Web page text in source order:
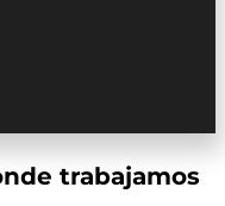
tendréis que
trabajamos